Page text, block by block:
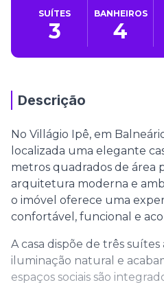
SUÍTES
3
BANHEIROS
4
Descrição
No Villágio Ipê, em
localizada uma elegante
metros quadrados de área
arquitetura moderna e
o imóvel oferece uma
confortável, funcional e
A casa dispõe de três
iluminação natural e
espaços sociais são